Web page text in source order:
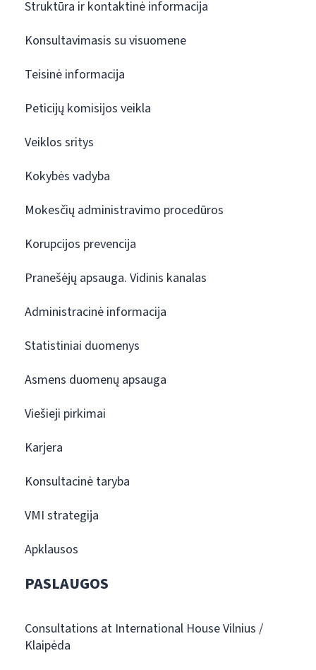
Struktūra ir kontaktinė informacija
Konsultavimasis su visuomene
Teisinė informacija
Peticijų komisijos veikla
Veiklos sritys
Kokybės vadyba
Mokesčių administravimo procedūros
Korupcijos prevencija
Pranešėjų apsauga. Vidinis kanalas
Administracinė informacija
Statistiniai duomenys
Asmens duomenų apsauga
Viešieji pirkimai
Karjera
Konsultacinė taryba
VMI strategija
Apklausos
PASLAUGOS
Consultations at International House Vilnius /
Klaipėda